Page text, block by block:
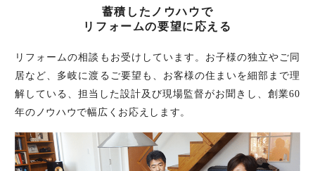
蓄積したノウハウで
リフォームの要望に応える
リフォームの相談もお受けしています。お子様の独立やご同
居など、多岐に渡るご要望も、お客様の住まいを細部まで理
解している、担当した設計及び現場監督がお聞きし、創業60
年のノウハウで幅広くお応えします。